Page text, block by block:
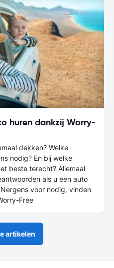
huren dankzij Worry-
dekken? Welke
nodig? En bij welke
beste terecht? Allemaal
als u een auto
voor nodig, vinden
Free
artikelen